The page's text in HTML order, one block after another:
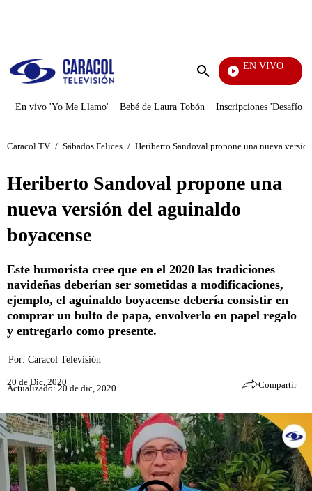
Enviar
EN VIVO
En vivo 'Yo Me Llamo' Bebé de Laura Tobón Inscripciones 'Desafío'
Caracol TV / Sábados Felices / Heriberto Sandoval propone una nueva
Heriberto Sandoval propone una
nueva versión del aguinaldo
boyacense
Este humorista cree que en el 2020 las tradiciones
navideñas deberían ser sometidas a modificaciones,
ejemplo, el aguinaldo boyacense debería consistir en
comprar un bulto de papa, envolverlo en papel regalo
y entregarlo como presente.
Por: Caracol Televisión
20 de Dic, 2020
Actualizado: 20 de dic, 2020 Compartir